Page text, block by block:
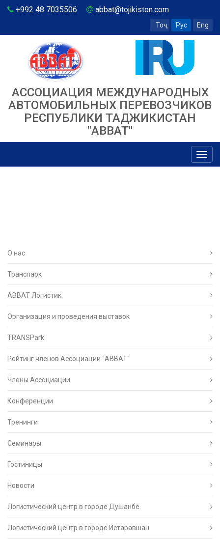
+992 48 7035506 abbat@tojikiston.com
Тоҷ Рус Eng
АССОЦИАЦИЯ МЕЖДУНАРОДНЫХ
АВТОМОБИЛЬНЫХ ПЕРЕВОЗЧИКОВ
РЕСПУБЛИКИ ТАДЖИКИСТАН
"ABBAT"
О нас
Транспарк
ABBAT Логистик
Организация и проведения выставок
TRANSPark
Рейтинг членов Ассоциации "АВВАТ"
Члены Ассоциации
Конференции
Тренинги
Семинары
Гостиницы
Новости
Логистический центр в городе Душанбе
Логистический центр в городе Истаравшан